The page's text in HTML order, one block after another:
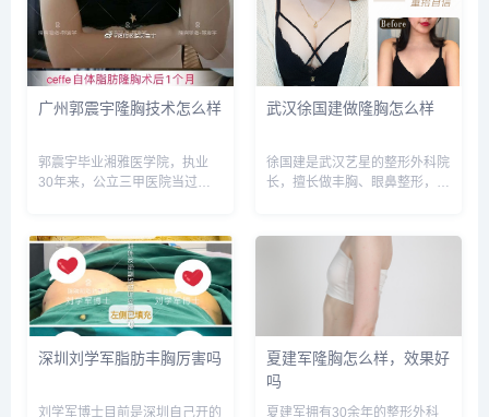
号：wuyoubianmei，查询更多
医生口碑和案例。...
直接拨打400-616-6769，查询
更多医生口碑和...
广州郭震宇隆胸技术怎么样
郭震宇毕业湘雅医学院，执业
30年来，公立三甲医院当过整
长，擅长做隆胸，案例很多，技
术反馈很好，预约或咨询添加微
信号：wuyoubianmei或者...
武汉徐国建做隆胸怎么样
徐国建是武汉艺星的整形外科院
长，擅长做丰胸、眼鼻整形，案
wuyoubianmei或者直接拨打
400-616-6769，查询更多医生
深圳刘学军脂肪丰胸厉害吗
刘学军博士目前是深圳自己开的
夏建军隆胸怎么样，效果好
吗
夏建军拥有30余年的整形外科